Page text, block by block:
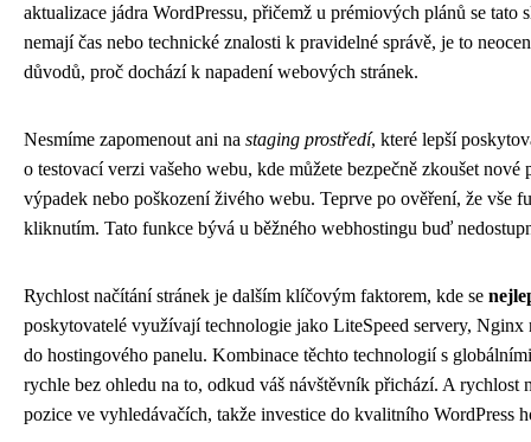
aktualizace jádra WordPressu, přičemž u prémiových plánů se
nemají čas nebo technické znalosti k pravidelné správě, je to
důvodů, proč dochází k napadení webových stránek.
Nesmíme zapomenout ani na staging prostředí, které lepší
o testovací verzi vašeho webu, kde můžete bezpečně zkoušet
výpadek nebo poškození živého webu. Teprve po ověření, že vše
kliknutím. Tato funkce bývá u běžného webhostingu buď
Rychlost načítání stránek je dalším klíčovým faktorem, kde se
poskytovatelé využívají technologie jako LiteSpeed servery,
do hostingového panelu. Kombinace těchto technologií s
rychle bez ohledu na to, odkud váš návštěvník přichází. A
pozice ve vyhledávačích, takže investice do kvalitního WordPress